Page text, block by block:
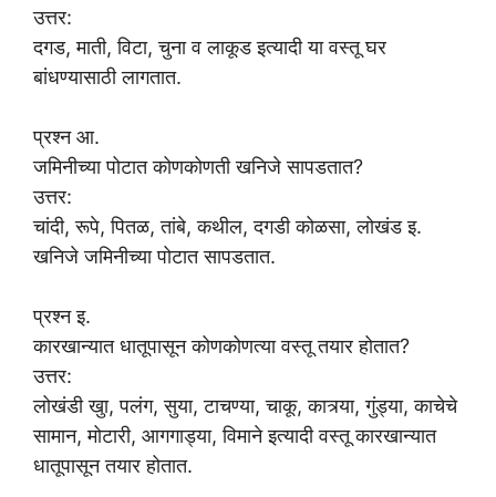
उत्तर:
दगड, माती, विटा, चुना व लाकूड इत्यादी या वस्तू घर
बांधण्यासाठी लागतात.
प्रश्न आ.
जमिनीच्या पोटात कोणकोणती खनिजे सापडतात?
उत्तर:
चांदी, रूपे, पितळ, तांबे, कथील, दगडी कोळसा, लोखंड इ.
खनिजे जमिनीच्या पोटात सापडतात.
प्रश्न इ.
कारखान्यात धातूपासून कोणकोणत्या वस्तू तयार होतात?
उत्तर:
लोखंडी खुा, पलंग, सुया, टाचण्या, चाकू, कात्र्या, गुंड्या, काचेचे
सामान, मोटारी, आगगाड्या, विमाने इत्यादी वस्तू कारखान्यात
धातूपासून तयार होतात.